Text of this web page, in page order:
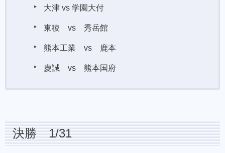
大津 vs 学園大付
東稜 vs 秀岳館
熊本工業 vs 鹿本
慶誠 vs 熊本国府
決勝 1/31